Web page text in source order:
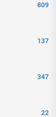
809
137
347
22